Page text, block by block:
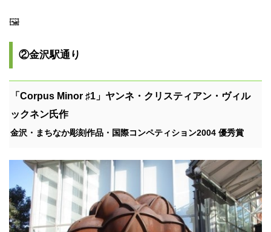
🖼
②金沢駅通り
「Corpus Minor ♯1」ヤンネ・クリスティアン・ヴィル
ックネン氏作
金沢・まちなか彫刻作品・国際コンペティション2004 優秀賞